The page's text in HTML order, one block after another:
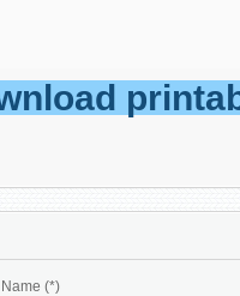
Name (*)